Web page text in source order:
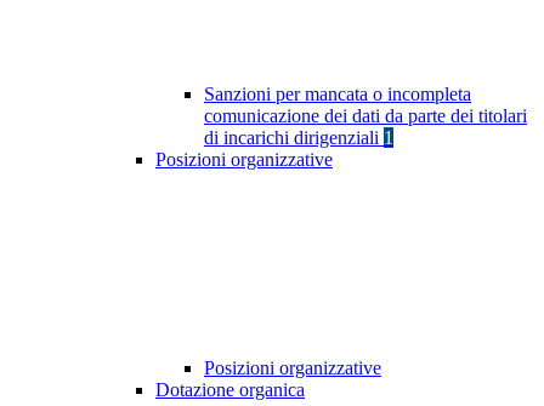
Sanzioni per mancata o incompleta
comunicazione dei dati da parte dei titolari
di incarichi dirigenziali 1
Posizioni organizzative
Posizioni organizzative
Dotazione organica